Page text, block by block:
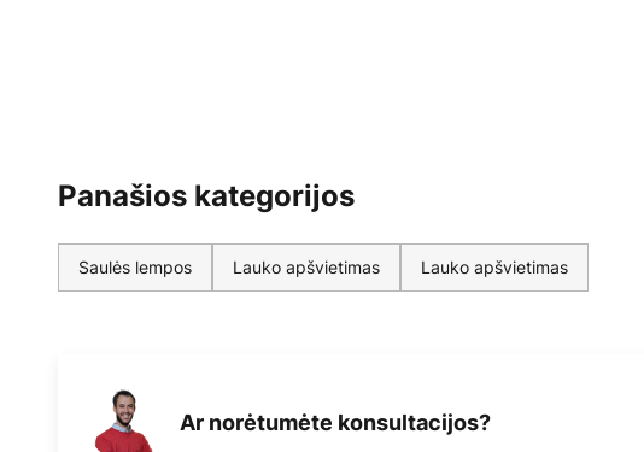
Panašios kategorijos
Saulės lempos Lauko apšvietimas Lauko apšvietimas
Ar norėtumėte konsultacijos?